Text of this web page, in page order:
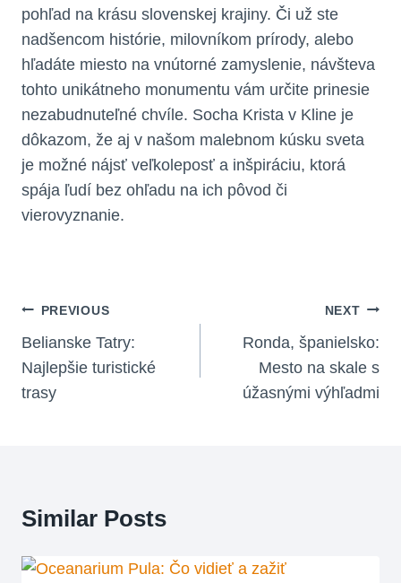
pohľad na krásu slovenskej krajiny. Či už ste
nadšencom histórie, milovníkom prírody, alebo
hľadáte miesto na vnútorné zamyslenie, návšteva
tohto unikátneho monumentu vám určite prinesie
nezabudnuteľné chvíle. Socha Krista v Kline je
dôkazom, že aj v našom malebnom kúsku sveta
je možné nájsť veľkoleposť a inšpiráciu, ktorá
spája ľudí bez ohľadu na ich pôvod či
vierovyznanie.
Navigácia
V
Článku
PREVIOUS
Belianske Tatry:
Najlepšie turistické
trasy
NEXT
Ronda, španielsko:
Mesto na skale s
úžasnými výhľadmi
Similar Posts